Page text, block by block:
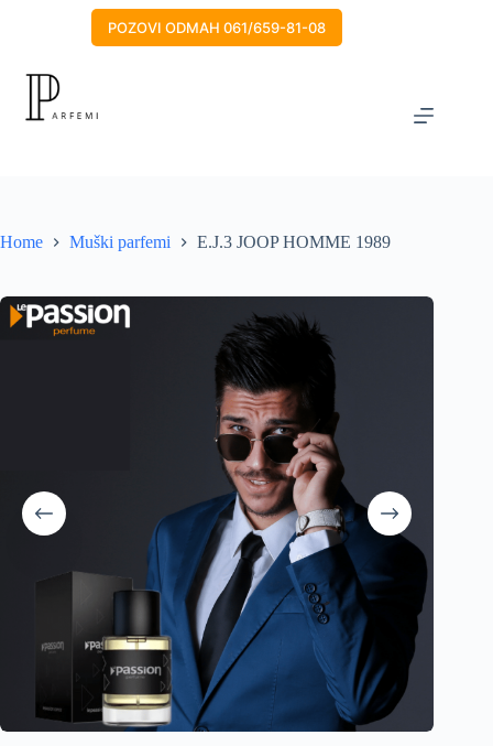
POZOVI ODMAH 061/659-81-08
Home Muški parfemi E.J.3 JOOP HOMME 1989